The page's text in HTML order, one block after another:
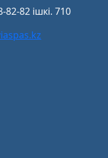
82 ішкі. 710